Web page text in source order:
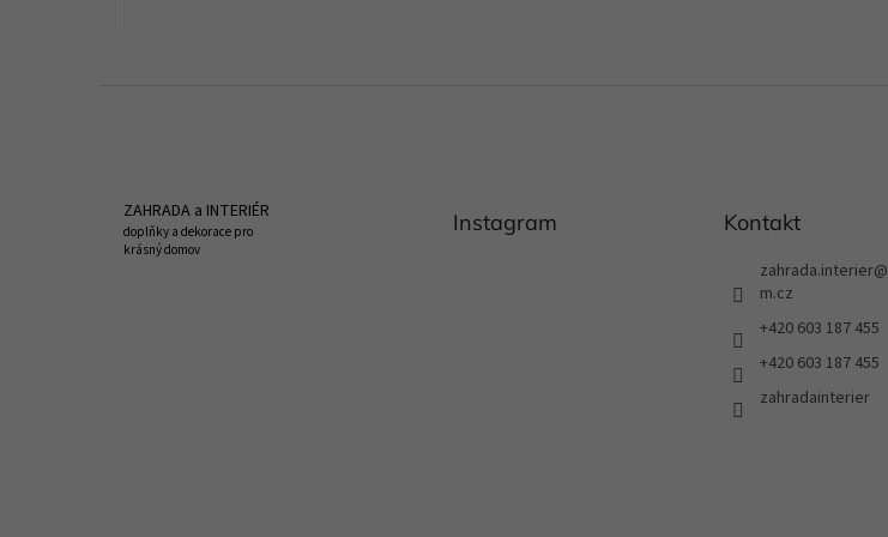
ZAHRADA a INTERIÉR
doplňky a dekorace pro
krásný domov
Instagram Kontakt
zahrada.interier@
m.cz
+420 603 187 455
+420 603 187 455
zahradainterier